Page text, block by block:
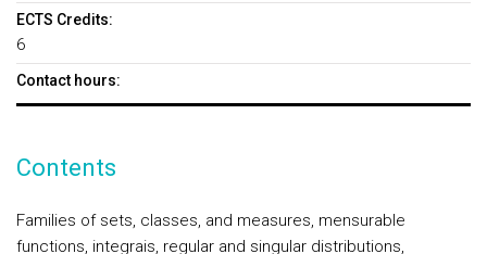
ECTS Credits:
6
Contact hours:
Contents
Families of sets, classes, and measures, mensurable
functions, integrais, regular and singular distributions,